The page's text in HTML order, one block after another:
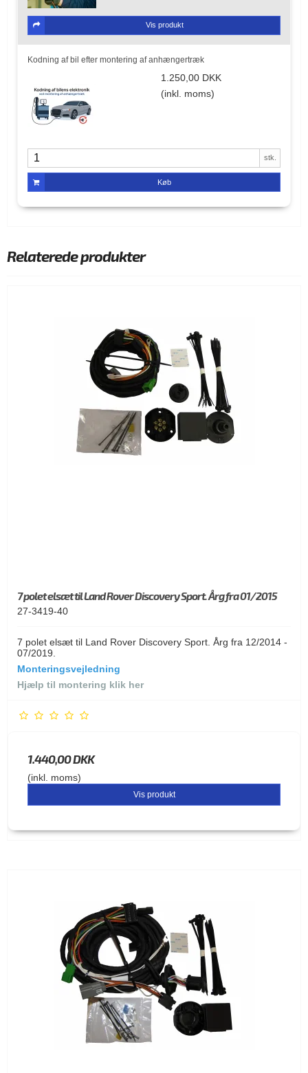
Vis produkt
Kodning af bil efter montering af anhængertræk
1.250,00 DKK
(inkl. moms)
stk.
Køb
Relaterede produkter
7 polet elsæt til Land Rover Discovery Sport. Årg fra 01/2015
27-3419-40
7 polet elsæt til Land Rover Discovery Sport. Årg fra 12/2014 -
07/2019.
Monteringsvejledning
Hjælp til montering klik her
1.440,00 DKK
(inkl. moms)
Vis produkt